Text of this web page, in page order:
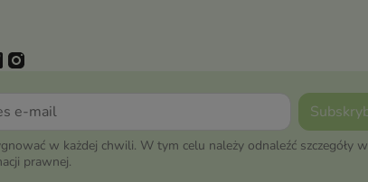
w każdej chwili. W tym celu należy odnaleźć szczegóły w
prawnej.